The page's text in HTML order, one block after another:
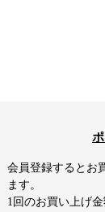
会員登録するとお
ます。
1回のお買い上げ